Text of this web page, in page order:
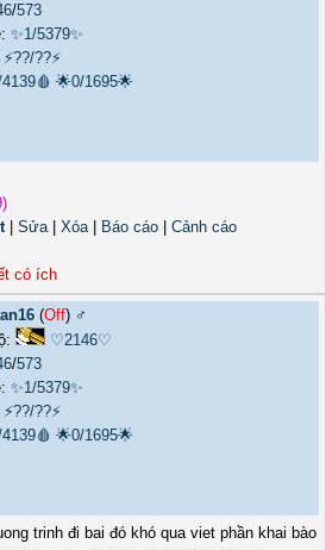
/573
✨1/5379✨
⚡??/??⚡
🌟0/1695🌟
| Sửa| Xóa| Báo cáo
Cảnh cáo
có ích
(Off) ♂️
♡2146♡
/573
✨1/5379✨
⚡??/??⚡
🌟0/1695🌟
trinh đi bai đó khó qua viet phần khai bào